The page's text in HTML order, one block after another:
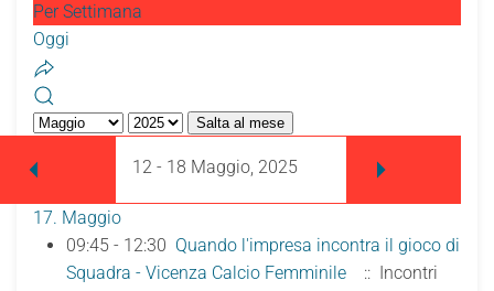
Per Settimana
Oggi
Salta al mese
12 - 18 Maggio, 2025
17. Maggio
09:45 - 12:30 Quando l'impresa incontra il gioco di
Squadra - Vicenza Calcio Femminile
:: Incontri